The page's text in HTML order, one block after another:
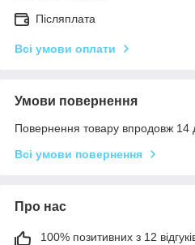
Післяплата
Всі умови оплати
Умови повернення
Повернення товару впродовж 14
Всі умови повернення
Про нас
100% позитивних з 12